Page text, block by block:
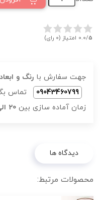
0.0/5 امتیاز (0 رای)
جهت سفارش با رنگ و
09043460799
تماس
زمان آماده سازی بین 20 الی 35 روز کاری
دیدگاه ها
محصولات مرتبط: